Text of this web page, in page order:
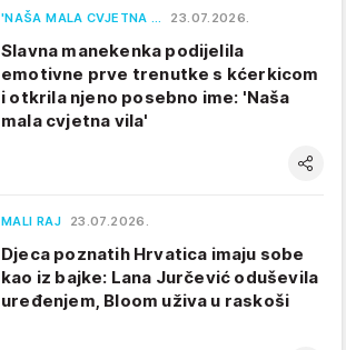
'NAŠA MALA CVJETNA … 23.07.2026.
Slavna manekenka podijelila
emotivne prve trenutke s kćerkicom
i otkrila njeno posebno ime: 'Naša
mala cvjetna vila'
MALI RAJ 23.07.2026.
Djeca poznatih Hrvatica imaju sobe
kao iz bajke: Lana Jurčević oduševila
uređenjem, Bloom uživa u raskoši